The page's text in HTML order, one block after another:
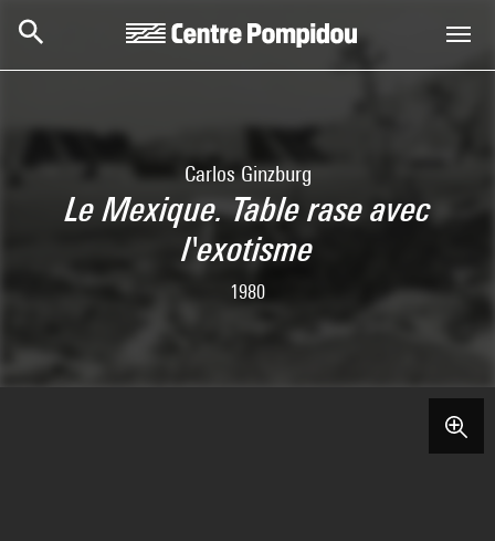
Carlos Ginzburg
Le Mexique. Table rase avec
l'exotisme
1980